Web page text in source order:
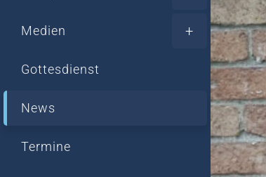
Medien
Gottesdienst
News
Termine